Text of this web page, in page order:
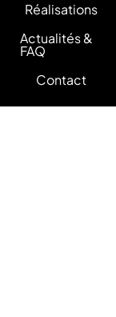
Réalisations
Actualités &
FAQ
Contact